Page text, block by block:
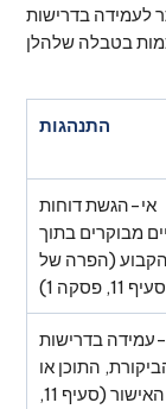
לעמידה בדרישות
התנהגות
אי-הגשת דוחות
מבוקרים בתוך
הקבוע (הפרה של
סעיף 11, פסקה 1)
עמידה בדרישות
התוכן או
האישור (סעיף 11,